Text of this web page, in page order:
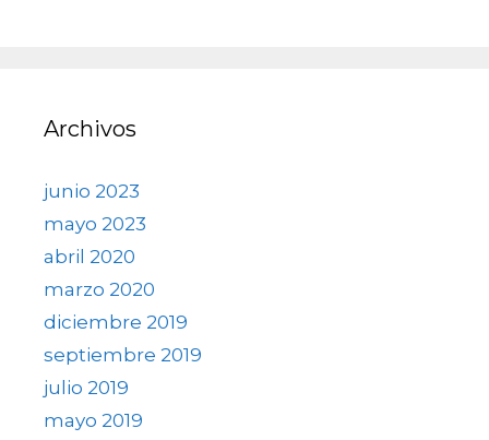
Archivos
junio 2023
mayo 2023
abril 2020
marzo 2020
diciembre 2019
septiembre 2019
julio 2019
mayo 2019